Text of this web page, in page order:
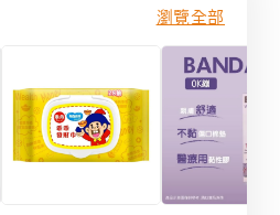
瀏覽全部